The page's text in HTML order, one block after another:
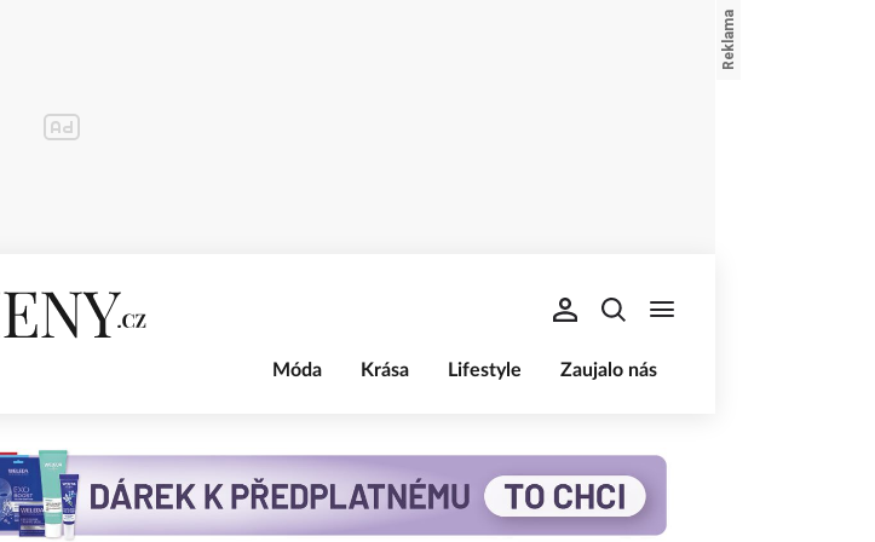
Móda Krása Lifestyle Zaujalo nás